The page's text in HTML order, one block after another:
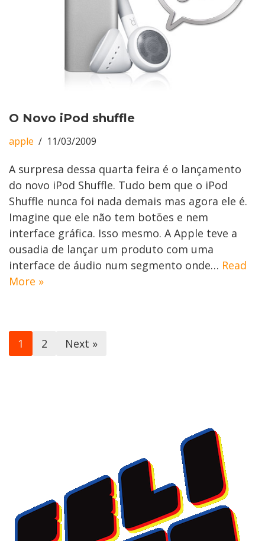
O Novo iPod shuffle
apple 11/03/2009
A surpresa dessa quarta feira é o lançamento
do novo iPod Shuffle. Tudo bem que o iPod
Shuffle nunca foi nada demais mas agora ele é.
Imagine que ele não tem botões e nem
interface gráfica. Isso mesmo. A Apple teve a
ousadia de lançar um produto com uma
interface de áudio num segmento onde… Read
More »
1 2 Next »